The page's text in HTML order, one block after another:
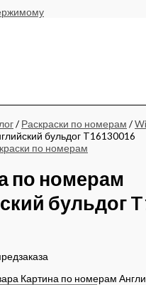
/ Раскраски по номерам /
бульдог T16130016
по номерам
по номерам
бульдог
Картина по номерам